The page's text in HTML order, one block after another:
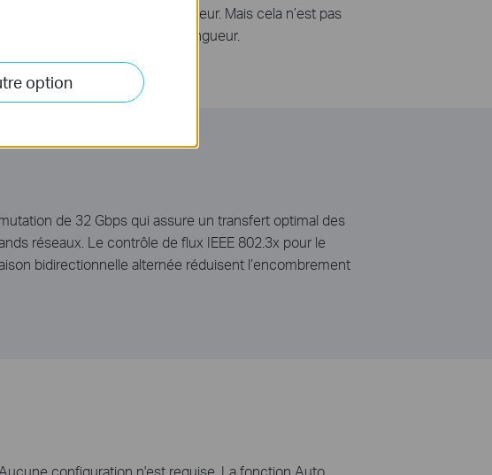
du signal sur leur longueur. Mais cela n’est pas
et ce quelle qu'en soit la longueur.
de 32 Gbps qui assure un transfert optimal des
réseaux. Le contrôle de flux IEEE 802.3x pour le
bidirectionnelle alternée réduisent l’encombrement
configuration n'est requise. La fonction Auto
option